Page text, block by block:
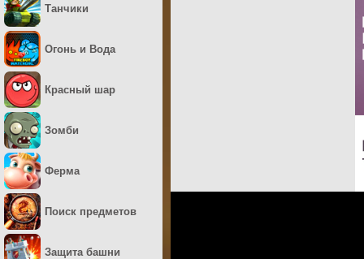
Танчики
Огонь и Вода
Красный шар
Зомби
Ферма
Поиск предметов
Защита башни